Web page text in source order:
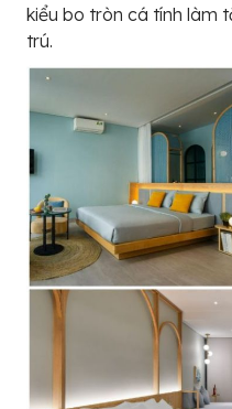
kiểu bo tròn cá tính làm
trú.